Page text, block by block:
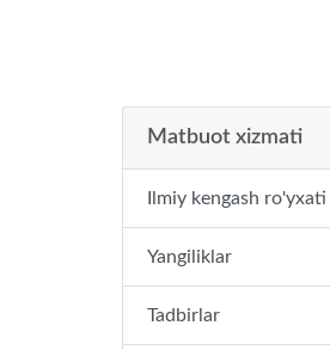
Matbuot xizmati
Ilmiy kengash ro'yxati
Yangiliklar
Tadbirlar